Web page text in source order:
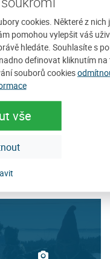
cookies. Některé z nich
pomohou vylepšit váš
hledáte. Souhlasíte s
definovat kliknutím
souborů cookies
vše
32
2015